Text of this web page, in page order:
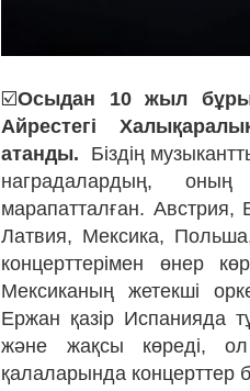
☑️Осыдан 10 жыл
Айрестегі
атанды.
Біздің
наградалардың,
марапатталған. Австрия,
Латвия, Мексика,
концерттерімен өнер
Мексиканың жетекші
Ержан қазір Испанияда
және жақсы көреді,
қалаларында концерттер